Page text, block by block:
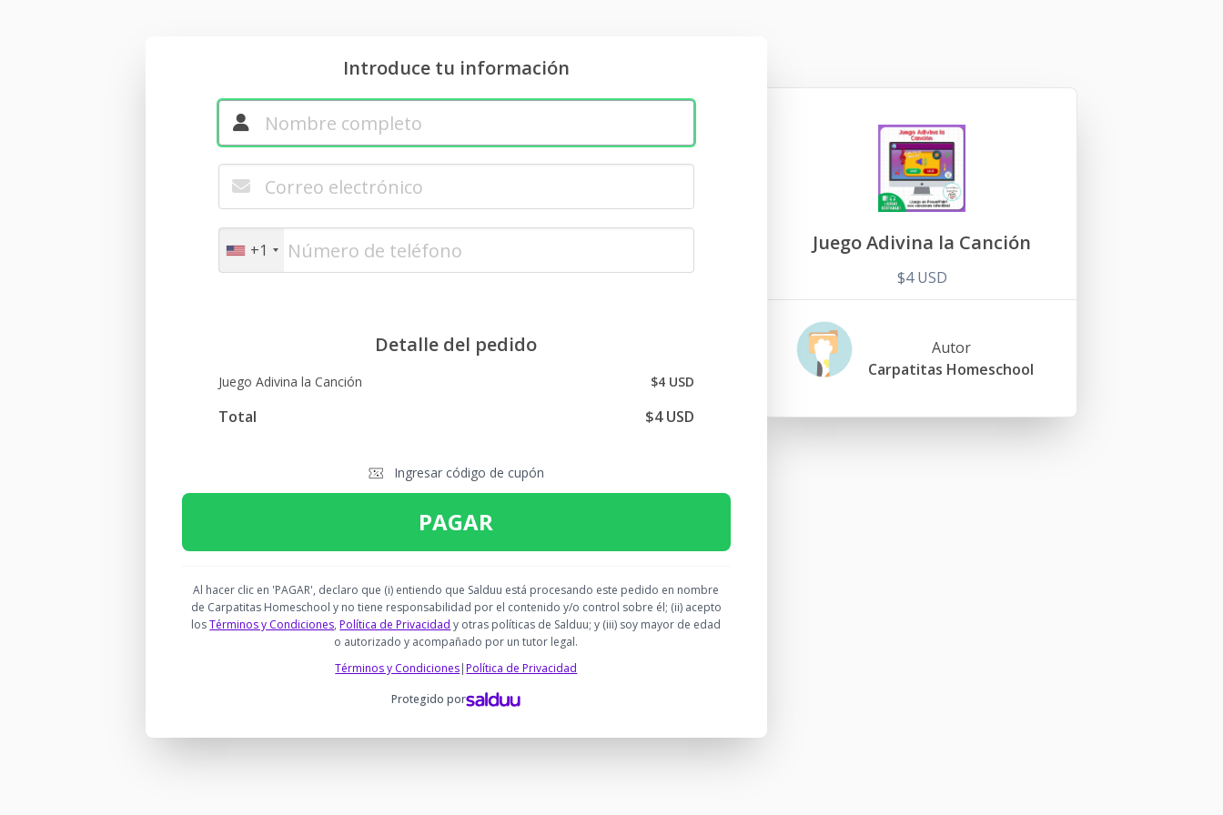
Introduce tu información
+1
Detalle del pedido
Juego Adivina la Canción $4 USD
Total $4 USD
Ingresar código de cupón
PAGAR
Al hacer clic en 'PAGAR', declaro que (i) entiendo que Salduu está procesando este pedido en nombre
de Carpatitas Homeschool y no tiene responsabilidad por el contenido y/o control sobre él; (ii) acepto
losTérminos y Condiciones,Política de Privacidad y otras políticas de Salduu; y (iii) soy mayor de edad
o autorizado y acompañado por un tutor legal.
Términos y Condiciones|Política de Privacidad
Protegido por
Juego Adivina la Canción
$4 USD
Autor
Carpatitas Homeschool